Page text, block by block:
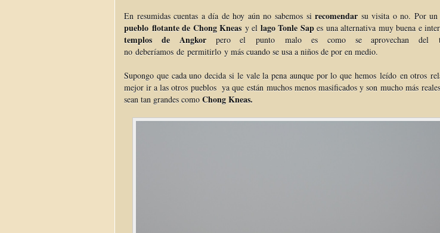
En resumidas cuentas a día de hoy aún no sabemos sirecomendar su visita o no. Por
pueblo flotante de Chong Kneas y el lago Tonle Sapes una alternativa muy buena e
templos de Angkorpero el punto malo es como se aprovechan del
no deberíamos de permitirlo y más cuando se usa a niños de por en medio.
Supongo que cada uno decida si le vale la pena aunque por lo que hemos leído en otros
mejor ir a las otros pueblos ya que están muchos menos masificados y son mucho más
sean tan grandes como Chong Kneas.